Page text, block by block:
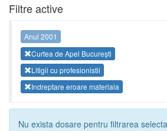
Filtre active
Anul 2001
Curtea de Apel București
Litigii cu profesionistii
Indreptare eroare materiala
Nu exista dosare pentru filtrarea